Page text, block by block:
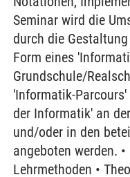
Seminar wird die
durch die
Form eines
Grundschule/
'Informatik-
der Informatik' an
und/oder in den
angeboten werden.
Lehrmethoden •